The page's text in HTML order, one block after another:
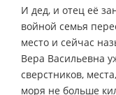
И дед, и отец её
войной семья
место и сейчас
Вера Васильевна
сверстников,
моря не больше